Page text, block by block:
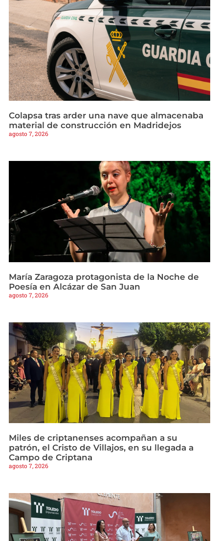
Colapsa tras arder una nave que almacenaba
material de construcción en Madridejos
agosto 7, 2026
María Zaragoza protagonista de la Noche de
Poesía en Alcázar de San Juan
agosto 7, 2026
Miles de criptanenses acompañan a su
patrón, el Cristo de Villajos, en su llegada a
Campo de Criptana
agosto 7, 2026